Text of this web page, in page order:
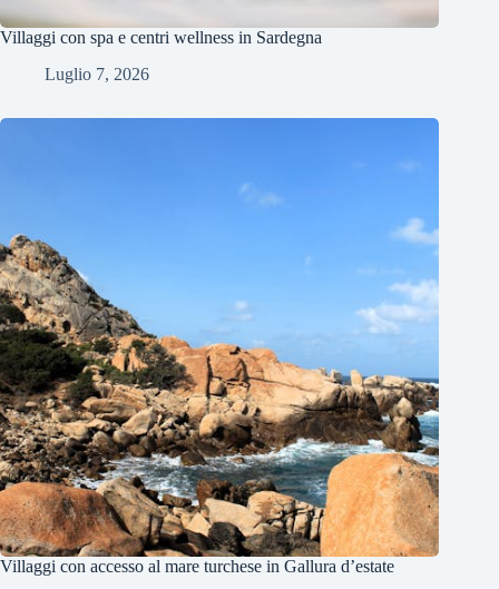
Villaggi con spa e centri wellness in Sardegna
Luglio 7, 2026
Villaggi con accesso al mare turchese in Gallura d’estate